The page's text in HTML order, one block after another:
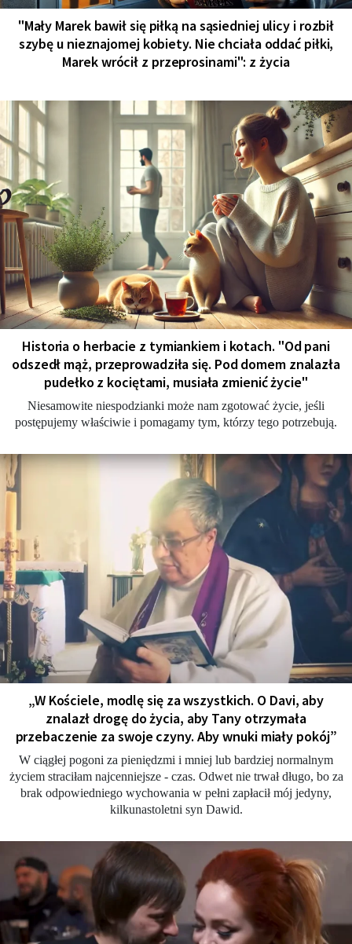
"Mały Marek bawił się piłką na sąsiedniej ulicy i rozbił
szybę u nieznajomej kobiety. Nie chciała oddać piłki,
Marek wrócił z przeprosinami": z życia
Historia o herbacie z tymiankiem i kotach. "Od pani
odszedł mąż, przeprowadziła się. Pod domem znalazła
pudełko z kociętami, musiała zmienić życie"
Niesamowite niespodzianki może nam zgotować życie, jeśli
postępujemy właściwie i pomagamy tym, którzy tego potrzebują.
„W Kościele, modlę się za wszystkich. O Davi, aby
znalazł drogę do życia, aby Tany otrzymała
przebaczenie za swoje czyny. Aby wnuki miały pokój”
W ciągłej pogoni za pieniędzmi i mniej lub bardziej normalnym
życiem straciłam najcenniejsze - czas. Odwet nie trwał długo, bo za
brak odpowiedniego wychowania w pełni zapłacił mój jedyny,
kilkunastoletni syn Dawid.